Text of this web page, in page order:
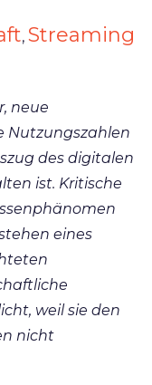
, Streaming
neue
Nutzungszahlen
des digitalen
ist. Kritische
eines
weil sie den
nicht